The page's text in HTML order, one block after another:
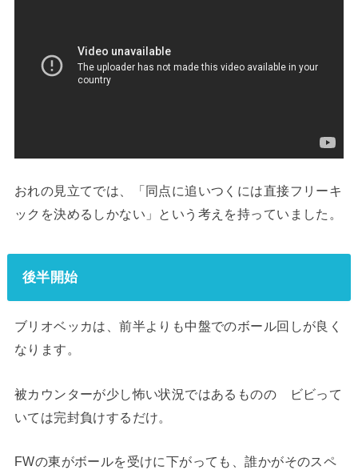
おれの見立てでは、「同点に追いつくには直接フリーキ
ックを決めるしかない」という考えを持っていました。
後半開始
ブリオベッカは、前半よりも中盤でのボール回しが良く
なります。
被カウンターが少し怖い状況ではあるものの ビビって
いては完封負けするだけ。
FWの東がボールを受けに下がっても、誰かがそのスペ